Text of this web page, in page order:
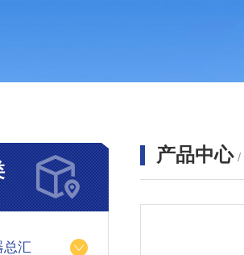
总汇
产品中心 /